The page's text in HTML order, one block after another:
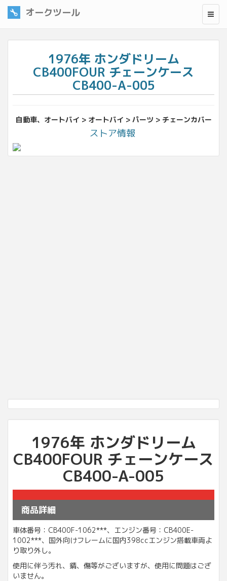
オークツール
1976年 ホンダドリーム
CB400FOUR チェーンケース
CB400-A-005
自動車、オートバイ > オートバイ > パーツ > チェーンカバー
ストア情報
1976年 ホンダドリーム
CB400FOUR チェーンケース
CB400-A-005
商品詳細
車体番号：CB400F-1062***、エンジン番号：CB400E-
1002***、国外向けフレームに国内398ccエンジン搭載車両よ
り取り外し。
使用に伴う汚れ、錆、傷等がございますが、使用に問題はござ
いません。